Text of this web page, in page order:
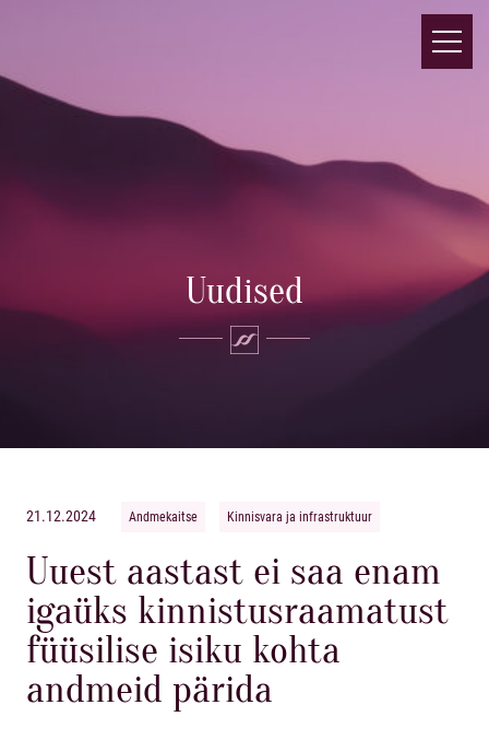
Uudised
21.12.2024 Andmekaitse Kinnisvara ja infrastruktuur
Uuest aastast ei saa enam
igaüks kinnistusraamatust
füüsilise isiku kohta
andmeid pärida